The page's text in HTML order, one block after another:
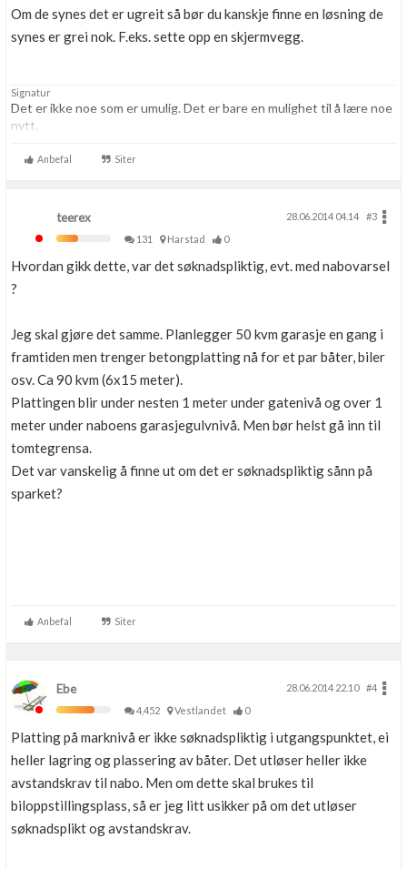
Om de synes det er ugreit så bør du kanskje finne en løsning de
synes er grei nok. F.eks. sette opp en skjermvegg.
Signatur
Det er ikke noe som er umulig. Det er bare en mulighet til å lære noe
nytt.
Anbefal Siter
teerex 28.06.2014 04.14
#3
131
Harstad 0
Hvordan gikk dette, var det søknadspliktig, evt. med nabovarsel
?
Jeg skal gjøre det samme. Planlegger 50 kvm garasje en gang i
framtiden men trenger betongplatting nå for et par båter, biler
osv. Ca 90 kvm (6x15 meter).
Plattingen blir under nesten 1 meter under gatenivå og over 1
meter under naboens garasjegulvnivå. Men bør helst gå inn til
tomtegrensa.
Det var vanskelig å finne ut om det er søknadspliktig sånn på
sparket?
Anbefal Siter
Ebe 28.06.2014 22.10
#4
4,452
Vestlandet 0
Platting på marknivå er ikke søknadspliktig i utgangspunktet, ei
heller lagring og plassering av båter. Det utløser heller ikke
avstandskrav til nabo. Men om dette skal brukes til
biloppstillingsplass, så er jeg litt usikker på om det utløser
søknadsplikt og avstandskrav.